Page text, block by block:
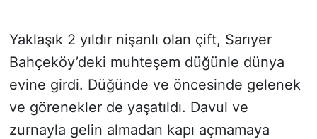
Yaklaşık 2 yıldır nişanlı olan çift, Sarıyer
Bahçeköy’deki muhteşem düğünle dünya
evine girdi. Düğünde ve öncesinde gelenek
ve görenekler de yaşatıldı. Davul ve
zurnayla gelin almadan kapı açmamaya
YAŞAM